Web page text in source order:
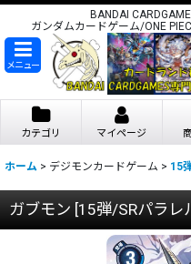
BANDAI
ガンダムカードゲーム/ONE
メニュー
カテゴリ マイページ
ホーム > デジモンカードゲーム > 15
ガブモン [15弾/SRパラレ